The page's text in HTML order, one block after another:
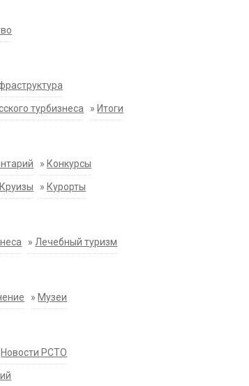
турбизнеса » Итоги
» Конкурсы
Круизы » Курорты
» Лечебный туризм
» Музеи
Новости РСТО